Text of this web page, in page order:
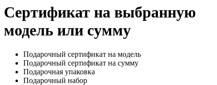
Сертификат на выбранную
модель или сумму
Подарочный сертификат на модель
Подарочный сертификат на сумму
Подарочная упаковка
Подарочный набор